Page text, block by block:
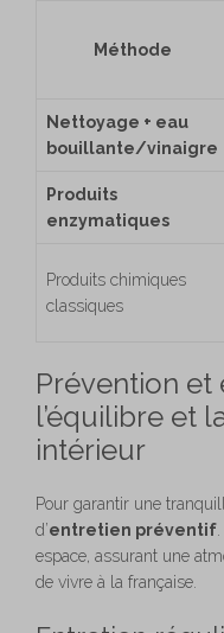
Méthode
Nettoyage + eau
bouillante/vinaigre
Produits
enzymatiques
Produits chimiques
classiques
Prévention et
l’équilibre et
intérieur
Pour garantir une
d’entretien préventif
espace, assurant une
de vivre à la française.